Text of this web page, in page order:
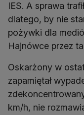
IES. A sprawa
dlatego, by nie
pożywki dla
Oskarżony w
zapamiętał
km/h, nie